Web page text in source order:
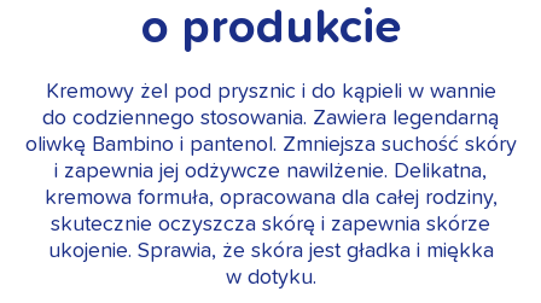
o produkcie
Kremowy żel pod prysznic i do kąpieli w wannie
do codziennego stosowania. Zawiera legendarną
oliwkę Bambino i pantenol. Zmniejsza suchość skóry
i zapewnia jej odżywcze nawilżenie. Delikatna,
kremowa formuła, opracowana dla całej rodziny,
skutecznie oczyszcza skórę i zapewnia skórze
ukojenie. Sprawia, że skóra jest gładka i miękka
w dotyku.